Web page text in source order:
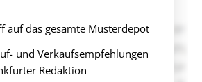
auf das gesamte Musterdepot
und Verkaufsempfehlungen
Redaktion